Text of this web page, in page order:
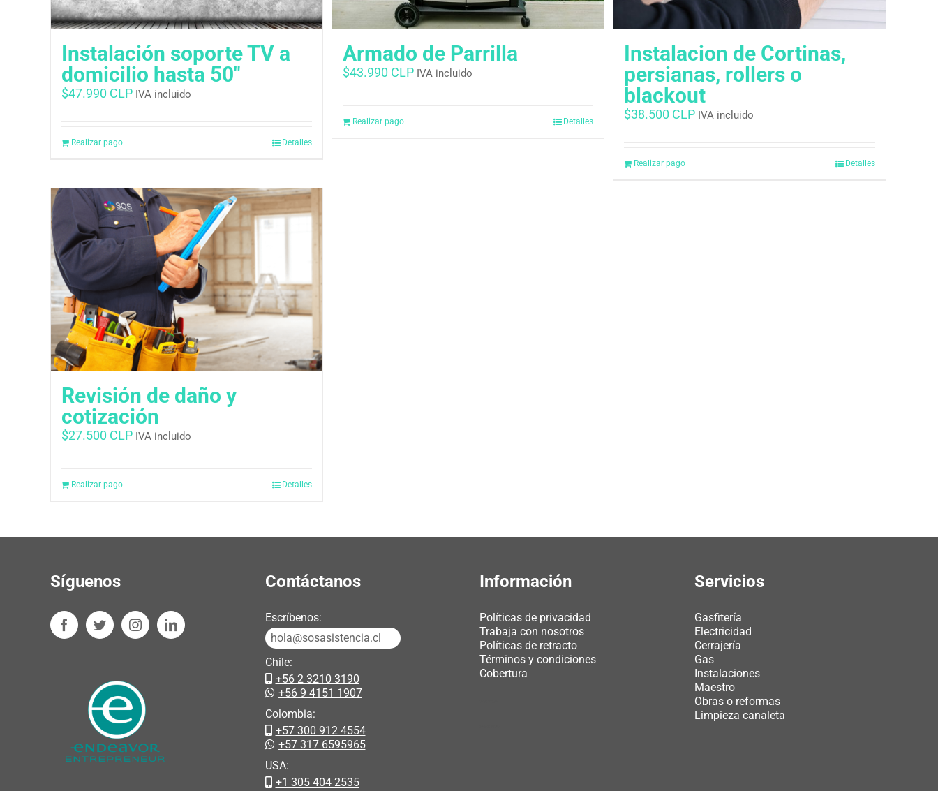
Instalación soporte TV a
domicilio hasta 50″
$47.990 CLP IVA incluido
Realizar pago Detalles
Armado de Parrilla
$43.990 CLP IVA incluido
Realizar pago Detalles
Instalacion de Cortinas,
persianas, rollers o
blackout
$38.500 CLP IVA incluido
Realizar pago Detalles
Revisión de daño y
cotización
$27.500 CLP IVA incluido
Realizar pago Detalles
Síguenos Contáctanos
Escríbenos:
hola@sosasistencia.cl
Chile:
+56 2 3210 3190
+56 9 4151 1907
Colombia:
+57 300 912 4554
+57 317 6595965
USA:
+1 305 404 2535
Información
Políticas de privacidad
Trabaja con nosotros
Políticas de retracto
Términos y condiciones
Cobertura
Servicios
Gasfitería
Electricidad
Cerrajería
Gas
Instalaciones
Maestro
Obras o reformas
Limpieza canaleta